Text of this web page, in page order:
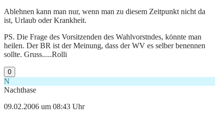
Ablehnen kann man nur, wenn man zu diesem Zeitpunkt nicht da
ist, Urlaub oder Krankheit.
PS. Die Frage des Vorsitzenden des Wahlvorstndes, könnte man
heilen. Der BR ist der Meinung, dass der WV es selber benennen
sollte. Gruss.....Rolli
0
N
Nachthase
09.02.2006 um 08:43 Uhr